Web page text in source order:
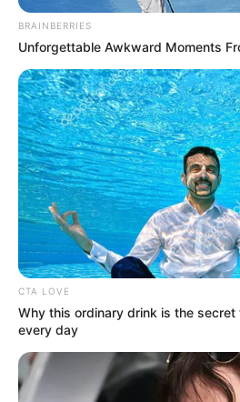
terapeuta de pareja.
Como se puede apreciar en
imagen “10.jpg”, esta
irrigación en las zonas más
promueve una respuesta
incrementando la
las terminales nerviosas. El
experiencia mucho más
fricción se reduce y el
exponencialmente.
Los beneficios
nadie te cuenta
Más allá del placer
BRAINBERRIES
Unforgettable Awkward Moments
CTA LOVE
Why this ordinary drink is the
every day